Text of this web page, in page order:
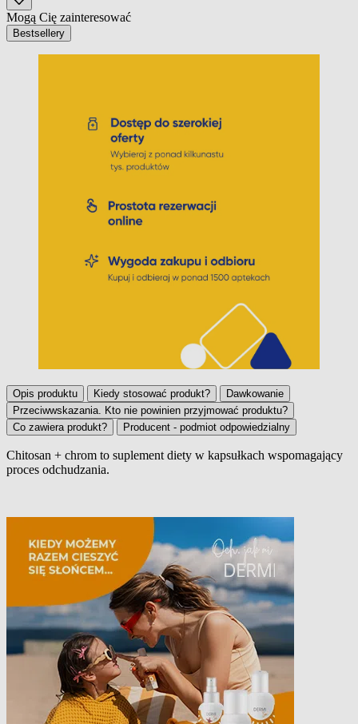
Mogą Cię zainteresować
Bestsellery
Opis produktu Kiedy stosować produkt?
Dawkowanie
Przeciwwskazania. Kto nie powinien przyjmować produktu?
Co zawiera produkt?
Producent - podmiot odpowiedzialny
Opis produktu
Chitosan + chrom to suplement diety w kapsułkach wspomagający
proces odchudzania.